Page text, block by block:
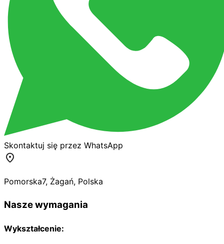
Skontaktuj się przez WhatsApp
Pomorska7, Żagań, Polska
Nasze wymagania
Wykształcenie: